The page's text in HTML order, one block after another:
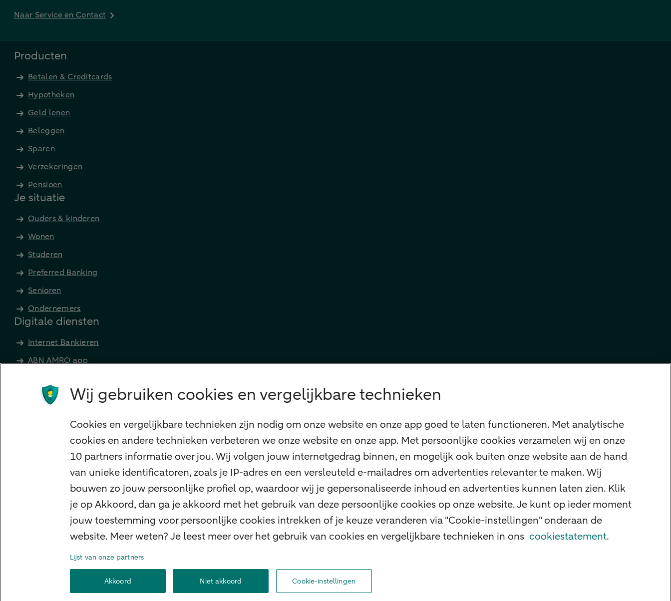
Naar Service en Contact
Producten
Betalen & Creditcards
Hypotheken
Geld lenen
Beleggen
Sparen
Verzekeringen
Pensioen
Je situatie
Ouders & kinderen
Wonen
Studeren
Preferred Banking
Senioren
Ondernemers
Digitale diensten
Internet Bankieren
ABN AMRO app
Apple Pay
Meest gezocht
Hypotheek berekenen
Jaaroverzicht
Rood staan
Over ABN AMROKlacht indienen
© 2026 ABN AMRO
Wij gebruiken cookies en vergelijkbare technieken
Cookies en vergelijkbare technieken zijn nodig om onze website en onze app goed te laten functioneren. Met analytische
cookies en andere technieken verbeteren we onze website en onze app. Met persoonlijke cookies verzamelen wij en onze
10 partners informatie over jou. Wij volgen jouw internetgedrag binnen, en mogelijk ook buiten onze website aan de hand
van unieke identificatoren, zoals je IP-adres en een versleuteld e-mailadres om advertenties relevanter te maken. Wij
bouwen zo jouw persoonlijke profiel op, waardoor wij je gepersonaliseerde inhoud en advertenties kunnen laten zien. Klik
je op Akkoord, dan ga je akkoord met het gebruik van deze persoonlijke cookies op onze website. Je kunt op ieder moment
jouw toestemming voor persoonlijke cookies intrekken of je keuze veranderen via "Cookie-instellingen" onderaan de
website. Meer weten? Je leest meer over het gebruik van cookies en vergelijkbare technieken in ons cookiestatement.
Lijst van onze partners
Akkoord Niet akkoord Cookie-instellingen